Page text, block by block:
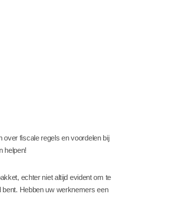
over fiscale regels en voordelen bij
helpen!
echter niet altijd evident om te
Hebben uw werknemers een